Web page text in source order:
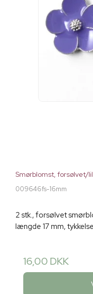
Smørblomst, forsølvet/
009646fs-16mm
2 stk., forsølvet
længde 17 mm,
16,00 DKK